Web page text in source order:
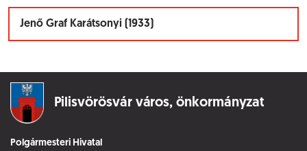
Jenő Graf Karátsonyi (1933)
Pilisvörösvár város, önkormányzat
Polgármesteri Hivatal